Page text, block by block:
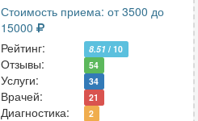
Стоимость приема: от 3500 до
15000
Рейтинг:
8.51 / 10
Отзывы: 54
Услуги: 34
Врачей: 21
Диагностика: 2